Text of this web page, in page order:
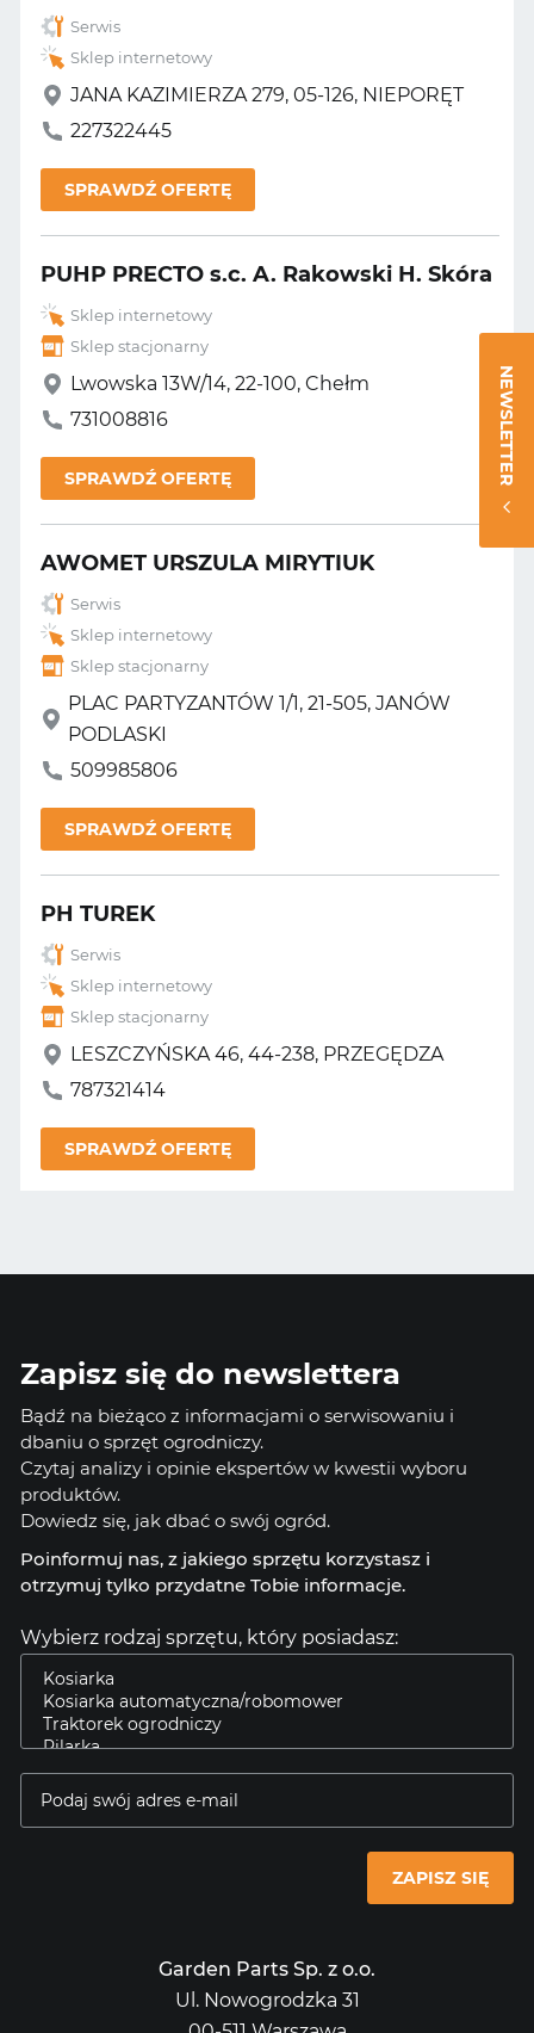
Serwis
Sklep internetowy
JANA KAZIMIERZA 279, 05-126, NIEPORĘT
227322445
SPRAWDŹ OFERTĘ
PUHP PRECTO s.c. A. Rakowski H. Skóra
Sklep internetowy
Sklep stacjonarny
Lwowska 13W/14, 22-100, Chełm
731008816
SPRAWDŹ OFERTĘ
AWOMET URSZULA MIRYTIUK
Serwis
Sklep internetowy
Sklep stacjonarny
PLAC PARTYZANTÓW 1/1, 21-505, JANÓW
PODLASKI
509985806
SPRAWDŹ OFERTĘ
PH TUREK
Serwis
Sklep internetowy
Sklep stacjonarny
LESZCZYŃSKA 46, 44-238, PRZEGĘDZA
787321414
SPRAWDŹ OFERTĘ
NEWSLETTER
Zapisz się do newslettera
Bądź na bieżąco z informacjami o serwisowaniu i
dbaniu o sprzęt ogrodniczy.
Czytaj analizy i opinie ekspertów w kwestii wyboru
produktów.
Dowiedz się, jak dbać o swój ogród.
Poinformuj nas, z jakiego sprzętu korzystasz i
otrzymuj tylko przydatne Tobie informacje.
Wybierz rodzaj sprzętu, który posiadasz:
ZAPISZ SIĘ
Garden Parts Sp. z o.o.
Ul. Nowogrodzka 31